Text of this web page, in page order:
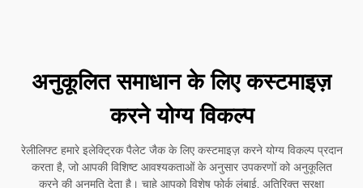
अनुकूलित समाधान के लिए कस्टमाइज़
करने योग्य विकल्प
रेलीलिफ्ट हमारे इलेक्ट्रिक पैलेट जैक के लिए कस्टमाइज़ करने योग्य विकल्प प्रदान
करता है, जो आपकी विशिष्ट आवश्यकताओं के अनुसार उपकरणों को अनुकूलित
करने की अनुमति देता है। चाहे आपको विशेष फोर्क लंबाई, अतिरिक्त सुरक्षा